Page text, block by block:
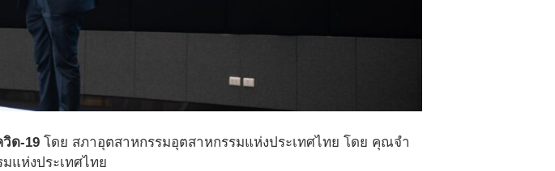
ด-19 โดย สภาอุตสาหกรรมอุตสาหกรรมแห่งประเทศไทย โดย คุณจํา
แห่งประเทศไทย